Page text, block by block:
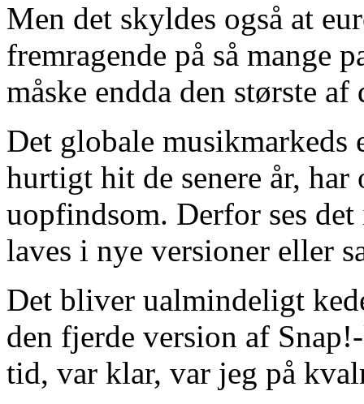
Men det skyldes også at
fremragende på så mange
måske endda den største
Det globale musikmarkeds
hurtigt hit de senere år,
uopfindsom. Derfor ses
laves i nye versioner eller
Det bliver ualmindeligt
den fjerde version af
tid, var klar, var jeg på